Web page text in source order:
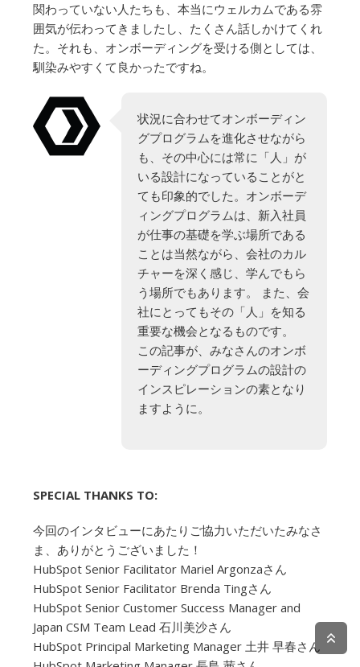
関わっていない人たちも、本当にウェルカムである雰
囲気が伝わってきましたし、たくさん話しかけてくれ
た。それも、オンボーディングを受ける側としては、
馴染みやすくて良かったですね。
状況に合わせてオンボーディン
グプログラムを進化させながら
も、その中心には常に「人」が
いる設計になっていることがと
ても印象的でした。オンボーデ
ィングプログラムは、新入社員
が仕事の基礎を学ぶ場所である
ことは当然ながら、会社のカル
チャーを深く感じ、学んでもら
う場所でもあります。 また、会
社にとってもその「人」を知る
重要な機会となるものです。
この記事が、みなさんのオンボ
ーディングプログラムの設計の
インスピレーションの素となり
ますように。
SPECIAL THANKS TO:
今回のインタビューにあたりご協力いただいたみなさ
ま、ありがとうございました！
HubSpot Senior Facilitator Mariel Argonzaさん
HubSpot Senior Facilitator Brenda Tingさん
HubSpot Senior Customer Success Manager and
Japan CSM Team Lead 石川美沙さん
HubSpot Principal Marketing Manager 土井 早春さん